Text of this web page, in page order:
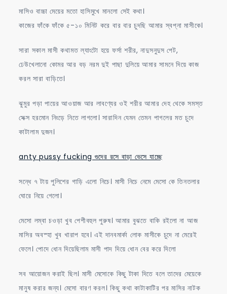
মাসিও বাচ্চা মেয়ের মতো হাসিমুখে মানলো সেই কথা।
কাজের ফাঁকে ফাঁকে ৫-১০ মিনিট করে বার বার চুদছি আমার স্বপ্না মাসীকে।
সারা সকাল মাসী কথামত ল্যাংটো হয়ে ফর্সা শরীর, নাদুসনুদুস পেট,
ঢেউখেলানো কোমর আর বড় নরম দুই পাছা দুলিয়ে আমার সামনে দিয়ে কাজ
করল সারা বাড়িতে।
ঝুমুর পড়া পায়ের আওয়াজ আর লাবণ্যের ওই শরীর আমার দেহ থেকে সমস্ত
সেক্স হরমোন নিংড়ে নিতে লাগলো। সারাদিন যেমন তেমন পাগলের মত চুদে
কাটালাম দুজন।
anty pussy fucking গুদের রসে বাড়া ভেসে যাচ্ছে
সন্ধে ৭ টায় পুলিশের গাড়ি এলো নিচে। মাসী নিচে নেমে মেসো কে তিনতলার
ঘোরে নিয়ে গেলো।
মেসো লম্বা চওড়া খুব পেশীবহুল পুরুষ। আমার বুঝতে বাকি রইলো না আজ
মাসির অবস্হা খুব খারাপ হবে। এই দানবমার্কা লোক মাসীকে চুদে না মেরেই
ফেলে। পোদে ধোন দিয়েছিলাম মাসী পাদ দিয়ে ধোন বের করে দিলো
সব আয়োজন করাই ছিল। মাসী মেসোকে কিছু টাকা দিতে বলে তাদের মেয়েকে
মানুষ করার জন্য। মেসো বারণ করল। কিছু কথা কাটাকাটির পর মাসির নাটক